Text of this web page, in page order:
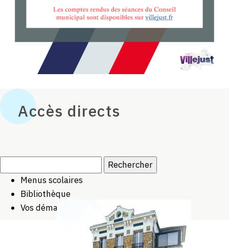
Accès directs
Menus scolaires
Bibliothèque
Vos démarches